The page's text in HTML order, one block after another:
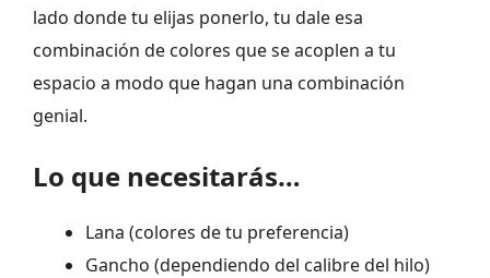
lado donde tu elijas ponerlo, tu dale esa
combinación de colores que se acoplen a tu
espacio a modo que hagan una combinación
genial.
Lo que necesitarás…
Lana (colores de tu preferencia)
Gancho (dependiendo del calibre del hilo)